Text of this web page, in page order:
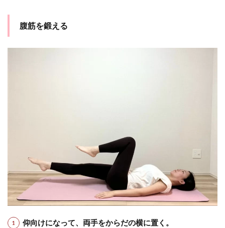
腹筋を鍛える
仰向けになって、両手をからだの横に置く。